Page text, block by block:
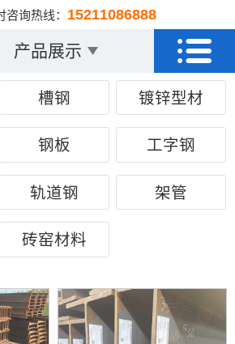
咨询热线： 15211086888
产品展示
槽钢 镀锌型材
钢板 工字钢
轨道钢 架管
砖窑材料